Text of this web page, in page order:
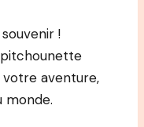
!
votre aventure,
monde.